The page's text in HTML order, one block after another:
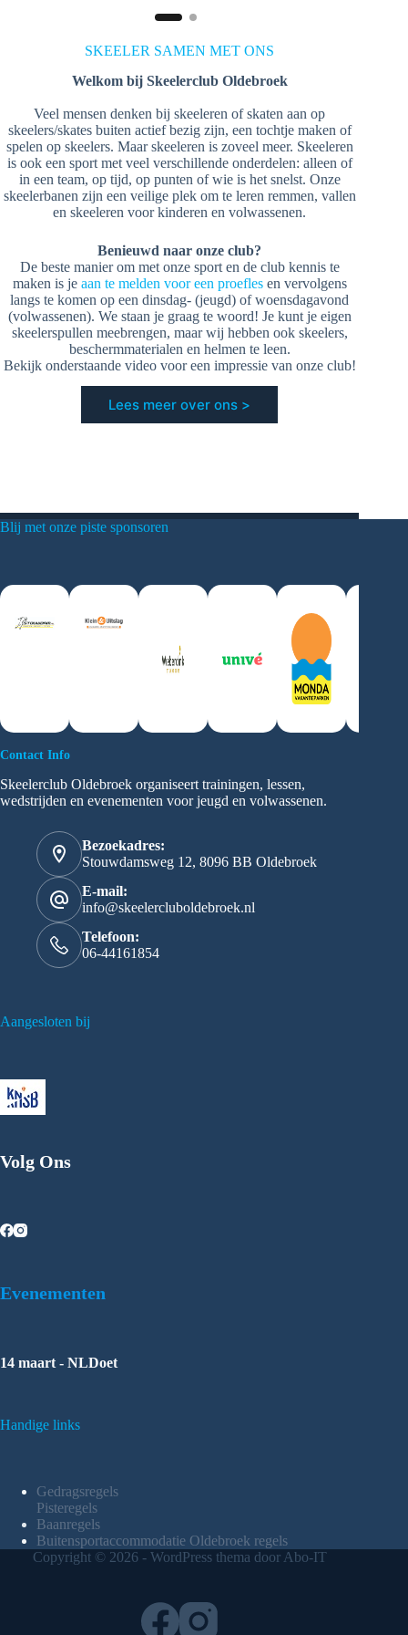
SKEELER SAMEN MET ONS
Welkom bij Skeelerclub Oldebroek
Veel mensen denken bij skeeleren of skaten aan op
skeelers/skates buiten actief bezig zijn, een tochtje maken of
spelen op skeelers. Maar skeeleren is zoveel meer. Skeeleren
is ook een sport met veel verschillende onderdelen: alleen of
in een team, op tijd, op punten of wie is het snelst. Onze
skeelerbanen zijn een veilige plek om te leren remmen, vallen
en skeeleren voor kinderen en volwassenen.
Benieuwd naar onze club?
De beste manier om met onze sport en de club kennis te
maken is je aan te melden voor een proeflesen vervolgens
langs te komen op een dinsdag- (jeugd) of woensdagavond
(volwassenen). We staan je graag te woord! Je kunt je eigen
skeelerspullen meebrengen, maar wij hebben ook skeelers,
beschermmaterialen en helmen te leen.
Bekijk onderstaande video voor een impressie van onze club!
Lees meer over ons >
Blij met onze piste sponsoren
Slide 2 of 3
Contact Info
Skeelerclub Oldebroek organiseert trainingen, lessen,
wedstrijden en evenementen voor jeugd en volwassenen.
Bezoekadres:
Stouwdamsweg 12, 8096 BB Oldebroek
E-mail:
info@skeelercluboldebroek.nl
Telefoon:
06-44161854
Aangesloten bij
Volg Ons
Evenementen
14 maart - NLDoet
Handige links
Gedragsregels
Pisteregels
Baanregels
Buitensportaccommodatie Oldebroek regels
Copyright © 2026 - WordPress thema door Abo-IT